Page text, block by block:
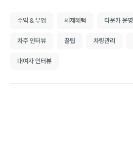
수익 & 부업 세제혜택 타운카 운영
차주 인터뷰 꿀팁 차량관리
대여자 인터뷰